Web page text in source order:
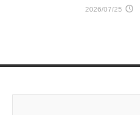
2026/07/25